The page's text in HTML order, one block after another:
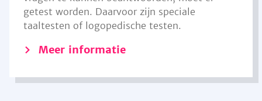
getest worden. Daarvoor zijn speciale
taaltesten of logopedische testen.
Meer informatie